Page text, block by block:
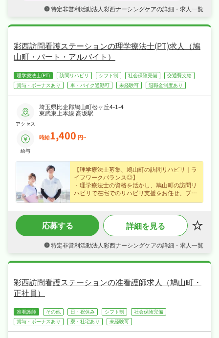
フバランスも抜群♪
ける環境が魅力です♪
特定非営利活動法人彩西ナーシングケアの詳細・求人一覧
彩西訪問看護ステーションの理学療法士(PT)求人（鳩
山町・パート・アルバイト）
理学療法士(PT) 訪問リハビリ シフト制 社会保険完備
交通費支給
賞与・ボーナスあり
車・バイク通勤可 未経験可 退職金制度あり
アクセス
埼玉県比企郡鳩山町松ヶ丘4-1-4
東武東上本線 高坂駅
給与
時給1,400 円~
【理学療法士募集、鳩山町の訪問リハビリ｜ラ
イフワークバランス◎】
・理学療法士の資格を活かし、鳩山町の訪問リ
ハビリで在宅でのリハビリ支援をお任せ、ブラ
・パート募集で時給1,400円という好条件、家
計をしっかり支えられます◎
・シフト制、オンオフを切り替えて長く続けら
・社会保険完備など福利厚生も充実、はじめて
応募する 詳細を見る
特定非営利活動法人彩西ナーシングケアの詳細・求人一覧
彩西訪問看護ステーションの准看護師求人（鳩山町・
正社員）
准看護師 その他 日・祝休み シフト制
社会保険完備
賞与・ボーナスあり
寮・社宅あり 未経験可